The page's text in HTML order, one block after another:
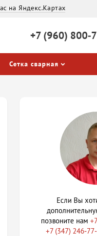
на Яндекс.Картах
+7 (960)
Сетка сварная
Если Вы
позвоните нам
+7 (347)